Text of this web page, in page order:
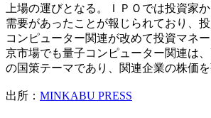
上場の運びとなる。ＩＰＯでは投資家
需要があったことが報じられており、
コンピューター関連が改めて投資マネ
京市場でも量子コンピューター関連は
の国策テーマであり、関連企業の株価を
出所： MINKABU PRESS